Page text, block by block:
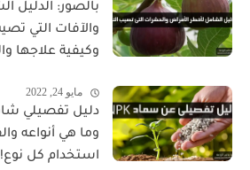
بالصور: الدليل
والآفات التي تصيب
وكيفية علاجها
مايو 24, 2022
وما هي أنواعه
استخدام كل نوع!